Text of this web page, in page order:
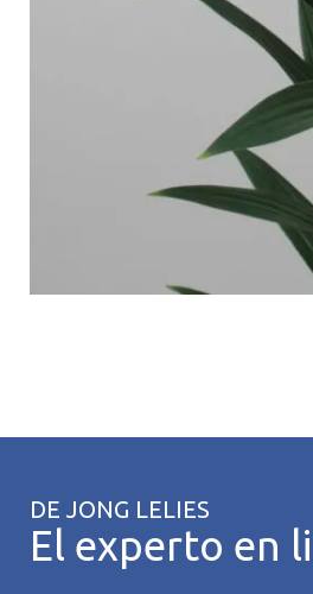
DE JONG LELIES
El experto en